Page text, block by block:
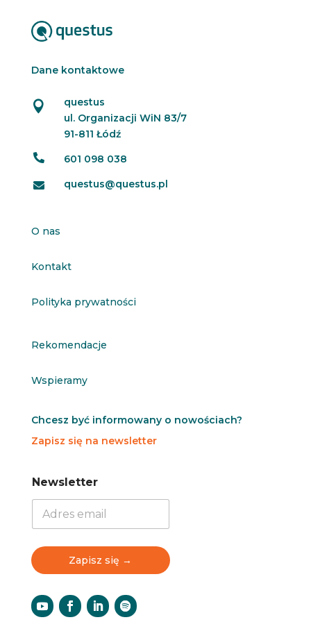
Dane kontaktowe

questus
ul. Organizacji WiN 83/7
91-811 Łódź
 601 098 038
 questus@questus.pl
O nas
Kontakt
Polityka prywatności
Rekomendacje
Wspieramy
Chcesz być informowany o nowościach?
Zapisz się na newsletter
e
w
l
t
t
N
e
e
w
l
t
t
Newsletter
Zapisz się →